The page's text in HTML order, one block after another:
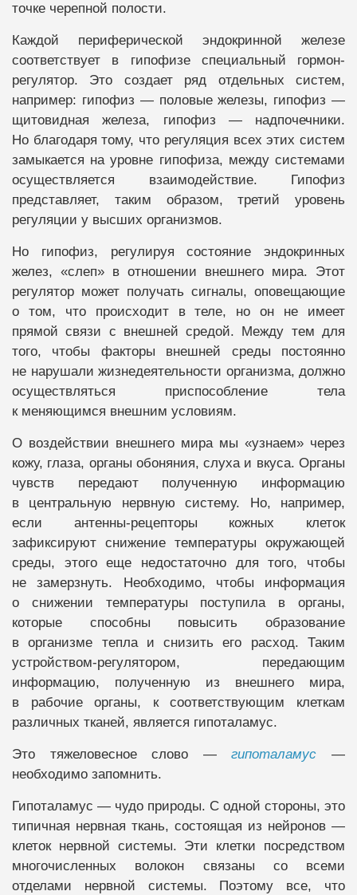
точке черепной полости.
Каждой периферической эндокринной железе
соответствует в гипофизе специальный гормон-
регулятор. Это создает ряд отдельных систем,
например: гипофиз — половые железы, гипофиз —
щитовидная железа, гипофиз — надпочечники.
Но благодаря тому, что регуляция всех этих систем
замыкается на уровне гипофиза, между системами
осуществляется взаимодействие. Гипофиз
представляет, таким образом, третий уровень
регуляции у высших организмов.
Но гипофиз, регулируя состояние эндокринных
желез, «слеп» в отношении внешнего мира. Этот
регулятор может получать сигналы, оповещающие
о том, что происходит в теле, но он не имеет
прямой связи с внешней средой. Между тем для
того, чтобы факторы внешней среды постоянно
не нарушали жизнедеятельности организма, должно
осуществляться приспособление тела
к меняющимся внешним условиям.
О воздействии внешнего мира мы «узнаем» через
кожу, глаза, органы обоняния, слуха и вкуса. Органы
чувств передают полученную информацию
в центральную нервную систему. Но, например,
если антенны-рецепторы кожных клеток
зафиксируют снижение температуры окружающей
среды, этого еще недостаточно для того, чтобы
не замерзнуть. Необходимо, чтобы информация
о снижении температуры поступила в органы,
которые способны повысить образование
в организме тепла и снизить его расход. Таким
устройством-регулятором, передающим
информацию, полученную из внешнего мира,
в рабочие органы, к соответствующим клеткам
различных тканей, является гипоталамус.
Это тяжеловесное слово —гипоталамус —
необходимо запомнить.
Гипоталамус — чудо природы. С одной стороны, это
типичная нервная ткань, состоящая из нейронов —
клеток нервной системы. Эти клетки посредством
многочисленных волокон связаны со всеми
отделами нервной системы. Поэтому все, что